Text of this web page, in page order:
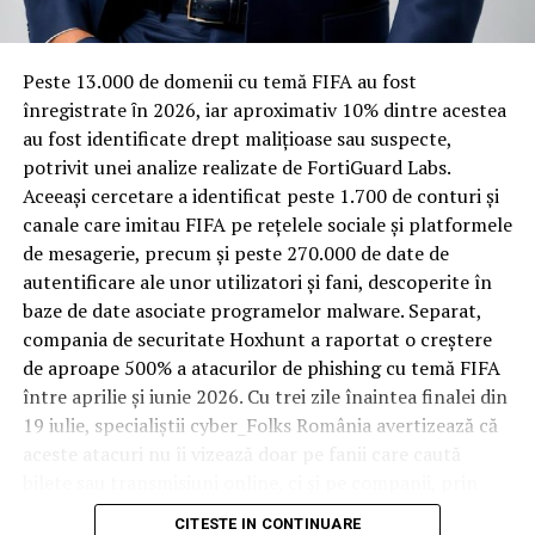
Sorin Rosca Stănescu
ArticolulServiciul Român de Informații încălcase într-
un mod vădit toate regulile/Patru ani pierduți dramatic
apare prima dată în Ziarul Incisiv de Prahova.
ARTICOLE PE ACEIASI TEMA: PRIMA
URMATORUL
EXCLUSIV/PROMO/Dezvaluiri incendiare/TENEBRELE unui
SISTEM/UN NOU PARADIS IN PRAHOVA SIMILAR CELUI DE
LA TARGSOR/OFITERI BCCO, PROCURORI DIICOT SI
OAMENI DE AFACERI
Rusinos si grav!/Madalina Elena Vladu-Crevon
cu nerușinare…
materiale rezistente
Spre diferență de o locuință obișnuită, o cameră de hotel
trece printr-un ciclu de utilizare intensă: oaspeți diferiți,
bagaje trase pe roți, curățenie zilnică, uneori mai multe
rezervări consecutive în aceeași săptămână. Această
frecvență ridicată de utilizare pune presiune reală pe
orice suprafață, iar pardoseala este printre primele
elemente afectate vizibil, mai ales în zona din jurul
patului și a ușii de acces.
În etapa de renovare sau construcție, administratorii
care iau în calcul mocheta trafic intenspentru zonele
cu rotație mare reduc riscul de uzură prematură și de
decolorare vizibilă în punctele de trecere frecventă. Este
o decizie care ține mai puțin de stil și mai mult de
după primele sezoane de utilizare intensă.
Peste 13.000 de domenii cu temă FIFA au fost
înregistrate ȋn 2026, iar aproximativ 10% dintre acestea
au fost identificate drept malițioase sau suspecte,
potrivit unei analize realizate de FortiGuard Labs.
Aceeași cercetare a identificat peste 1.700 de conturi și
canale care imitau FIFA pe rețelele sociale și platformele
de mesagerie, precum și peste 270.000 de date de
autentificare ale unor utilizatori și fani, descoperite în
baze de date asociate programelor malware. Separat,
compania de securitate Hoxhunt a raportat o creștere
de aproape 500% a atacurilor de phishing cu temă FIFA
între aprilie și iunie 2026. Cu trei zile înaintea finalei din
19 iulie, specialiștii cyber_Folks România avertizează că
conturile, dispozitivele și infrastructura digitală
CITESTE IN CONTINUARE